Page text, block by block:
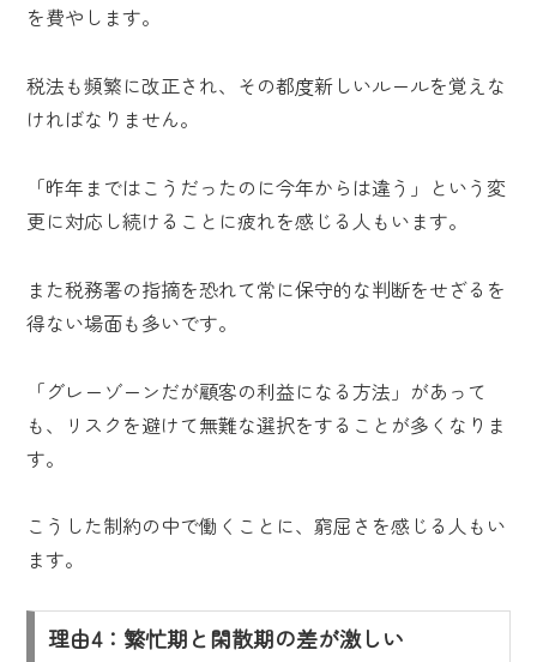
を費やします。
税法も頻繁に改正され、その都度新しいルールを覚えな
ければなりません。
「昨年まではこうだったのに今年からは違う」という変
更に対応し続けることに疲れを感じる人もいます。
また税務署の指摘を恐れて常に保守的な判断をせざるを
得ない場面も多いです。
「グレーゾーンだが顧客の利益になる方法」があって
も、リスクを避けて無難な選択をすることが多くなりま
す。
こうした制約の中で働くことに、窮屈さを感じる人もい
ます。
理由4：繁忙期と閑散期の差が激しい